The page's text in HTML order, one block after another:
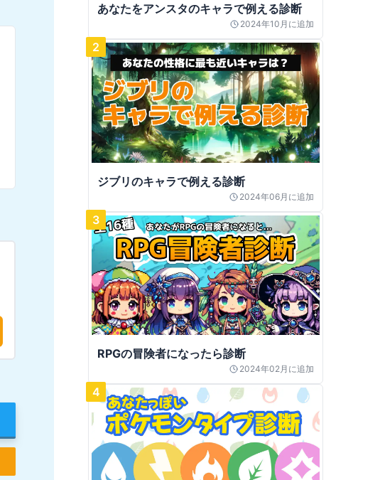
あなたをアンスタのキャラで例える診断
2024年10月 に追加
2
ジブリのキャラで例える診断
2024年06月 に追加
3
RPGの冒険者になったら診断
2024年02月 に追加
4